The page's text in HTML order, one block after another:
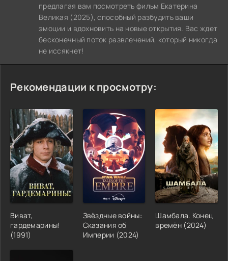
предлагая вам посмотреть фильм Екатерина
Великая (2025), способный разбудить ваши
эмоции и вдохновить на новые открытия. Вас ждет
бесконечный поток развлечений, который никогда
не иссякнет!
Рекомендации к просмотру:
Виват,
гардемарины!
(1991)
Звёздные войны:
Сказания об
Империи (2024)
Шамбала. Конец
времён (2024)